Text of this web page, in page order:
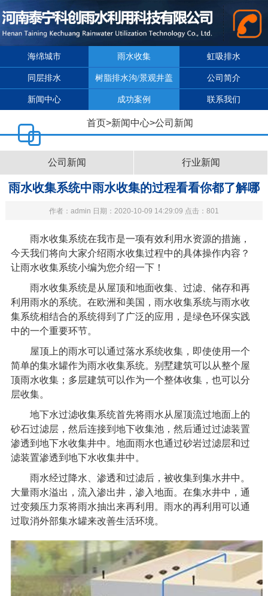
海绵城市 雨水收集 虹吸排水
同层排水 树脂排水沟/景观井盖 公司简介
新闻中心 成功案例 联系我们
首页>新闻中心>公司新闻
公司新闻 行业新闻
雨水收集系统中雨水收集的过程看看你都了解哪
些
作者：admin 日期：2020-10-09 14:29:09 点击：801
雨水收集系统在我市是一项有效利用水资源的措施，
今天我们将向大家介绍雨水收集过程中的具体操作内容？
让雨水收集系统小编为您介绍一下！
雨水收集系统是从屋顶和地面收集、过滤、储存和再
利用雨水的系统。在欧洲和美国，雨水收集系统与雨水收
集系统相结合的系统得到了广泛的应用，是绿色环保实践
中的一个重要环节。
屋顶上的雨水可以通过落水系统收集，即使使用一个
简单的集水罐作为雨水收集系统。别墅建筑可以从整个屋
顶雨水收集；多层建筑可以作为一个整体收集，也可以分
层收集。
地下水过滤收集系统首先将雨水从屋顶流过地面上的
砂石过滤层，然后连接到地下收集池，然后通过过滤装置
渗透到地下水收集井中。地面雨水也通过砂岩过滤层和过
滤装置渗透到地下水收集井中。
雨水经过降水、渗透和过滤后，被收集到集水井中。
大量雨水溢出，流入渗出井，渗入地面。在集水井中，通
过变频压力泵将雨水抽出来再利用。雨水的再利用可以通
过取消外部集水罐来改善生活环境。